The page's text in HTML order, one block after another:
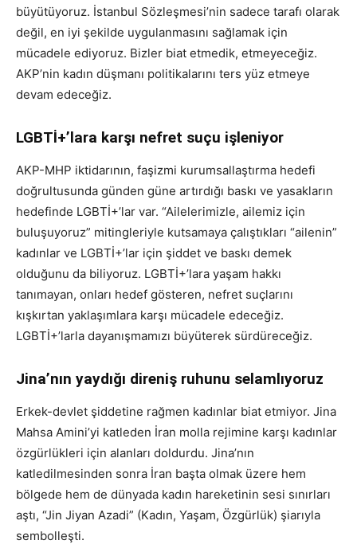
büyütüyoruz. İstanbul Sözleşmesi’nin sadece tarafı olarak
değil, en iyi şekilde uygulanmasını sağlamak için
mücadele ediyoruz. Bizler biat etmedik, etmeyeceğiz.
AKP’nin kadın düşmanı politikalarını ters yüz etmeye
devam edeceğiz.
LGBTİ+’lara karşı nefret suçu işleniyor
AKP-MHP iktidarının, faşizmi kurumsallaştırma hedefi
doğrultusunda günden güne artırdığı baskı ve yasakların
hedefinde LGBTİ+’lar var. “Ailelerimizle, ailemiz için
buluşuyoruz” mitingleriyle kutsamaya çalıştıkları “ailenin”
kadınlar ve LGBTİ+’lar için şiddet ve baskı demek
olduğunu da biliyoruz. LGBTİ+’lara yaşam hakkı
tanımayan, onları hedef gösteren, nefret suçlarını
kışkırtan yaklaşımlara karşı mücadele edeceğiz.
LGBTİ+’larla dayanışmamızı büyüterek sürdüreceğiz.
Jina’nın yaydığı direniş ruhunu selamlıyoruz
Erkek-devlet şiddetine rağmen kadınlar biat etmiyor. Jina
Mahsa Amini’yi katleden İran molla rejimine karşı kadınlar
özgürlükleri için alanları doldurdu. Jina’nın
katledilmesinden sonra İran başta olmak üzere hem
bölgede hem de dünyada kadın hareketinin sesi sınırları
aştı, “Jin Jiyan Azadi” (Kadın, Yaşam, Özgürlük) şiarıyla
sembolleşti.